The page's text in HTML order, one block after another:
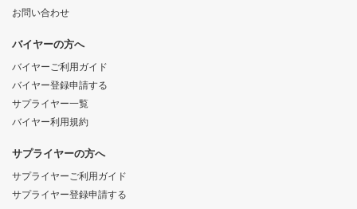
お問い合わせ
バイヤーの方へ
バイヤーご利用ガイド
バイヤー登録申請する
サプライヤー一覧
バイヤー利用規約
サプライヤーの方へ
サプライヤーご利用ガイド
サプライヤー登録申請する